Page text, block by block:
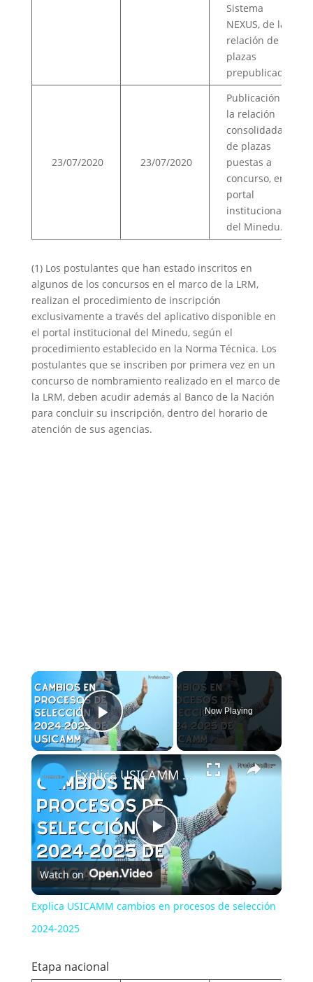
Sistema
NEXUS, de la
relación de
plazas
prepublicadas.
23/07/2020 23/07/2020
Publicación de
la relación
consolidada
de plazas
puestas a
concurso, en el
portal
institucional
del Minedu.
(1) Los postulantes que han estado inscritos en
algunos de los concursos en el marco de la LRM,
realizan el procedimiento de inscripción
exclusivamente a través del aplicativo disponible en
el portal institucional del Minedu, según el
procedimiento establecido en la Norma Técnica. Los
postulantes que se inscriben por primera vez en un
concurso de nombramiento realizado en el marco de
la LRM, deben acudir además al Banco de la Nación
para concluir su inscripción, dentro del horario de
atención de sus agencias.
×
Play Video
Now Playing
×
Play
Video
Explica USICAMM cambios en procesos de selección 2024-2025
Watch on
Explica USICAMM cambios en procesos de selección
2024-2025
Etapa nacional